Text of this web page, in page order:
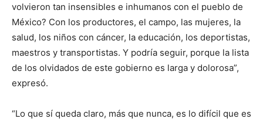
volvieron tan insensibles e inhumanos con el pueblo de
México? Con los productores, el campo, las mujeres, la
salud, los niños con cáncer, la educación, los deportistas,
maestros y transportistas. Y podría seguir, porque la lista
de los olvidados de este gobierno es larga y dolorosa”,
expresó.
“Lo que sí queda claro, más que nunca, es lo difícil que es